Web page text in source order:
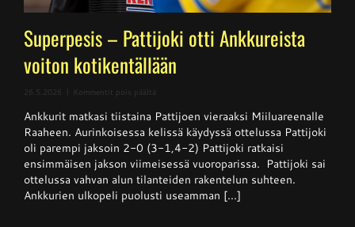
Superpesis – Pattijoki otti Ankkureista
voiton kotikentällään
26.5.2026 Kommentit pois päältä
–
Pattijoki
otti
Ankkureista
voiton
kotikentällään
Ankkurit matkasi tiistaina Pattijoen vieraaksi Miiluareenalle
Raaheen. Aurinkoisessa kelissä käydyssä ottelussa Pattijoki
oli parempi jaksoin 2-0 (3-1,4-2) Pattijoki ratkaisi
ensimmäisen jakson viimeisessä vuoroparissa. Pattijoki sai
ottelussa vahvan alun tilanteiden rakentelun suhteen.
Ankkurien ulkopeli puolusti useamman [...]